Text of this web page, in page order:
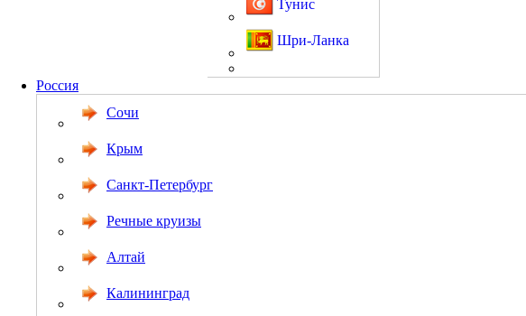
Тунис
Шри-Ланка
Россия
Сочи
Крым
Санкт-Петербург
Речные круизы
Алтай
Калининград